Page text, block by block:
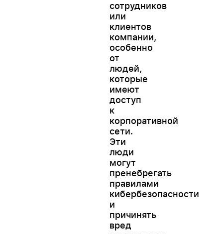
сотрудников
или
клиентов
компании,
особенно
от
людей,
которые
имеют
доступ
к
корпоративной
сети.
Эти
люди
могут
пренебрегать
правилами
кибербезопасности
и
причинять
вред